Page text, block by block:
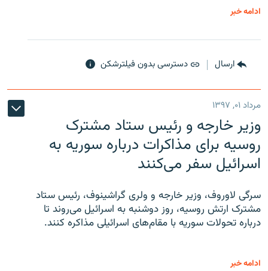
ادامه خبر
ارسال دسترسی بدون فیلترشکن
مرداد ۰۱, ۱۳۹۷
وزیر خارجه و رئیس‌ ستاد مشترک
روسیه برای مذاکرات درباره سوریه به
اسرائیل سفر می‌کنند
سرگی لاوروف، وزیر خارجه و ولری گراشینوف، رئیس ستاد
مشترک ارتش روسیه، روز دوشنبه به اسرائیل می‌روند تا
درباره تحولات سوریه با مقام‌های اسرائیلی مذاکره کنند.
ادامه خبر